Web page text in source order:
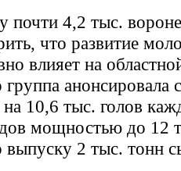
почти 4,2 тыс.
что развитие
влияет на
анонсировала
10,6 тыс. голов
мощностью до 12
выпуску 2 тыс. тонн